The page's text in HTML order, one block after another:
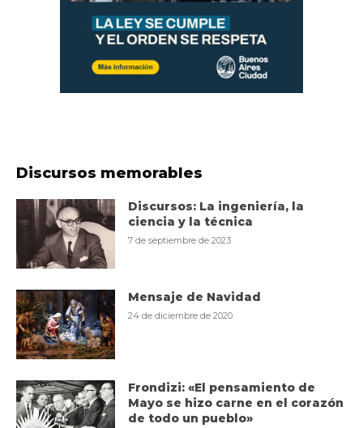
Discursos memorables
Discursos: La ingeniería, la
ciencia y la técnica
7 de septiembre de 2023
Mensaje de Navidad
24 de diciembre de 2020
Frondizi: «El pensamiento de
Mayo se hizo carne en el corazón
de todo un pueblo»